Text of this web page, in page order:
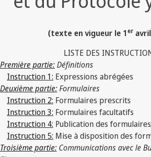
(texte en vigueur le 1er
LISTE DES
Première partie:Définitions
Instruction 1: Expressions abrégées
Deuxième partie:Formulaires
Instruction 2: Formulaires prescrits
Instruction 3: Formulaires facultatifs
Instruction 4: Publication des formulaires
Instruction 5: Mise à disposition des
Troisième partie: Communications avec le